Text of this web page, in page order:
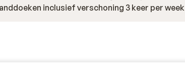
inclusief verschoning 3 keer per week